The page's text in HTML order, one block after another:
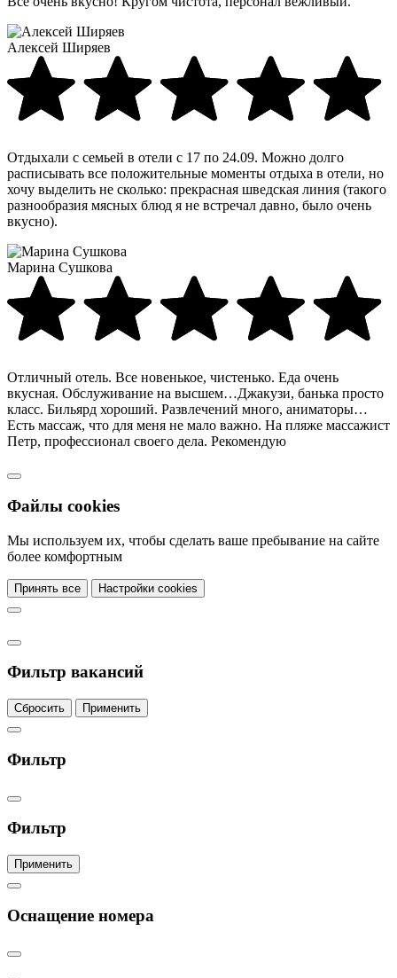
Алексей Ширяев
Отдыхали с семьей в отели с 17 по 24.09. Можно долго
расписывать все положительные моменты отдыха в отели, но
хочу выделить не сколько: прекрасная шведская линия (такого
разнообразия мясных блюд я не встречал давно, было очень
вкусно).
Марина Сушкова
Отличный отель. Все новенькое, чистенько. Еда очень
вкусная. Обслуживание на высшем…Джакузи, банька просто
класс. Бильярд хороший. Развлечений много, аниматоры…
Есть массаж, что для меня не мало важно. На пляже массажист
Петр, профессионал своего дела. Рекомендую
Файлы cookies
Мы используем их, чтобы сделать ваше пребывание на сайте
более комфортным
Принять все Настройки cookies
Фильтр вакансий
Сбросить Применить
Фильтр
Фильтр
Применить
Оснащение номера